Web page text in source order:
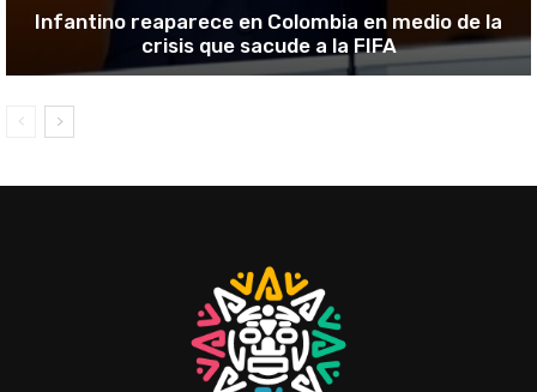
Infantino reaparece en Colombia en medio de la
crisis que sacude a la FIFA